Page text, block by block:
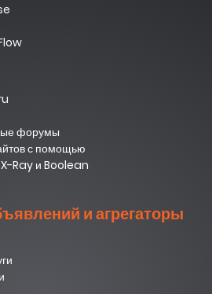
форумы
с помощью
X-Ray и Boolean
и агрегаторы